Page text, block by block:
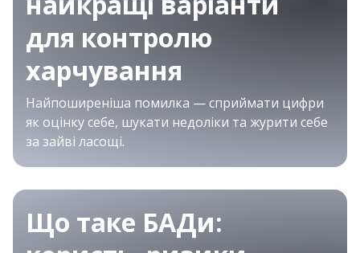
для контролю
харчування
Найпоширеніша помилка — сприймати цифри
як оцінку себе, шукати недоліки та журити себе
за зайві ласощі.
Що таке БАДи: